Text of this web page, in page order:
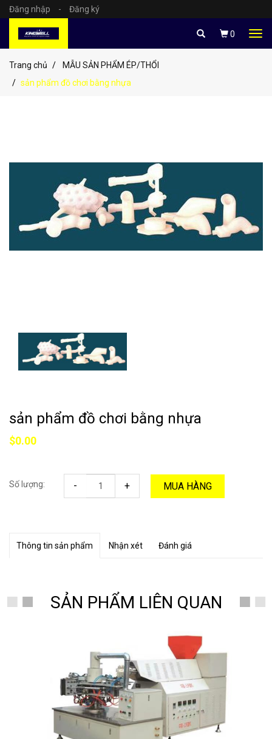
Đăng nhập - Đăng ký
0
Trang chủ
MẪU SẢN PHẨM ÉP/THỔI
sản phẩm đồ chơi bằng nhựa
sản phẩm đồ chơi bằng nhựa
$0.00
Số lượng: - + MUA HÀNG
Thông tin sản phẩm Nhận xét Đánh giá
SẢN PHẨM LIÊN QUAN